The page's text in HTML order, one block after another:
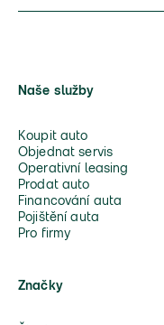
Naše služby
Koupit auto
Objednat servis
Operativní leasing
Prodat auto
Financování auta
Pojištění auta
Pro firmy
Značky